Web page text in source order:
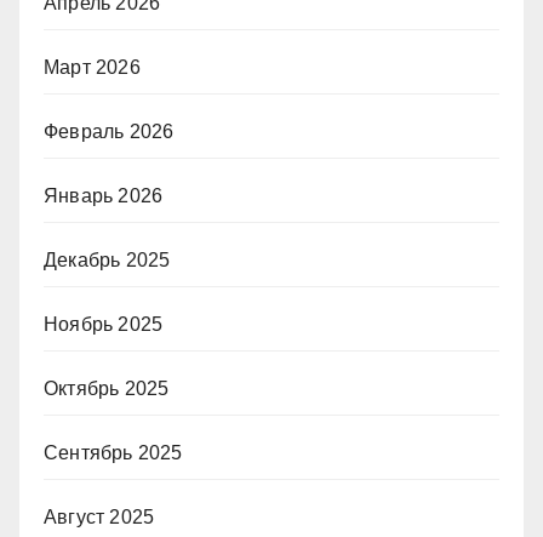
Март 2026
Февраль 2026
Январь 2026
Декабрь 2025
Ноябрь 2025
Октябрь 2025
Сентябрь 2025
Август 2025